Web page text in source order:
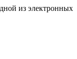
из электронных